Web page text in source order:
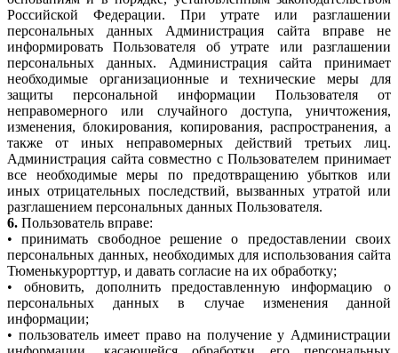
Российской Федерации. При утрате или разглашении
персональных данных Администрация сайта вправе не
информировать Пользователя об утрате или разглашении
персональных данных. Администрация сайта принимает
необходимые организационные и технические меры для
защиты персональной информации Пользователя от
неправомерного или случайного доступа, уничтожения,
изменения, блокирования, копирования, распространения, а
также от иных неправомерных действий третьих лиц.
Администрация сайта совместно с Пользователем принимает
все необходимые меры по предотвращению убытков или
иных отрицательных последствий, вызванных утратой или
разглашением персональных данных Пользователя.
6. Пользователь вправе:
• принимать свободное решение о предоставлении своих
персональных данных, необходимых для использования сайта
Тюменькурорттур, и давать согласие на их обработку;
• обновить, дополнить предоставленную информацию о
персональных данных в случае изменения данной
информации;
• пользователь имеет право на получение у Администрации